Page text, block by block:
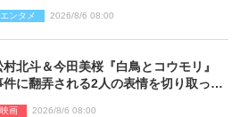
エンタメ 2026/8/6 08:00
村北斗＆今田美桜『白鳥とコウモリ』
件に翻弄される2人の表情を切り取った
映画 2026/8/6 08:00